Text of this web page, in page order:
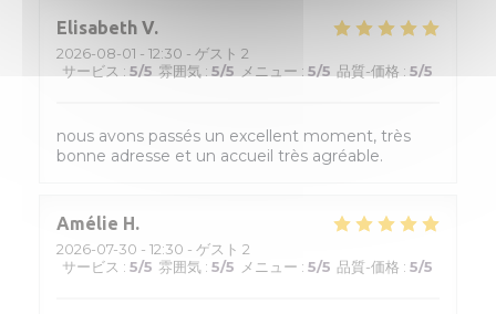
Elisabeth V
2026-08-01 - 12:30 - ゲスト 2
サービス : 5/5 雰囲気 : 5/5 メニュー : 5/5 品質-価格 : 5/5
nous avons passés un excellent moment, très
bonne adresse et un accueil très agréable.
Amélie H
2026-07-30 - 12:30 - ゲスト 2
サービス : 5/5 雰囲気 : 5/5 メニュー : 5/5 品質-価格 : 5/5